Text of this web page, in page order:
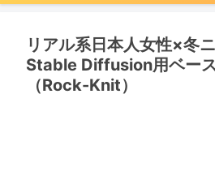
リアル系日本人女性×冬
Stable Diffusion用ベー
（Rock-Knit）